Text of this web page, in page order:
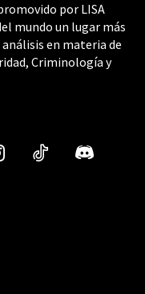
por LISA
mundo un lugar más
en materia de
Criminología y